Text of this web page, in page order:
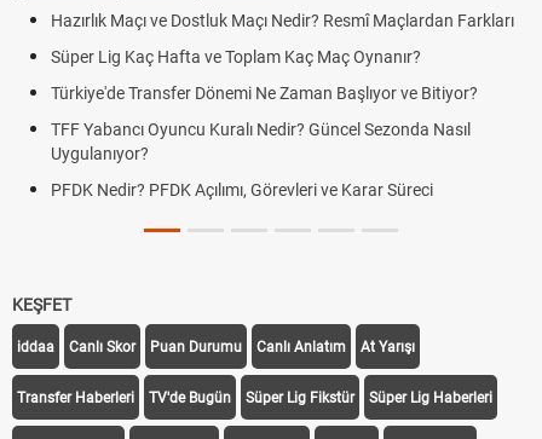
Hazırlık Maçı ve Dostluk Maçı Nedir? Resmî Maçlardan Farkları
Süper Lig Kaç Hafta ve Toplam Kaç Maç Oynanır?
Türkiye'de Transfer Dönemi Ne Zaman Başlıyor ve Bitiyor?
TFF Yabancı Oyuncu Kuralı Nedir? Güncel Sezonda Nasıl
Uygulanıyor?
PFDK Nedir? PFDK Açılımı, Görevleri ve Karar Süreci
KEŞFET
iddaa Canlı Skor Puan Durumu Canlı Anlatım At Yarışı
Transfer Haberleri TV'de Bugün Süper Lig Fikstür Süper Lig Haberleri